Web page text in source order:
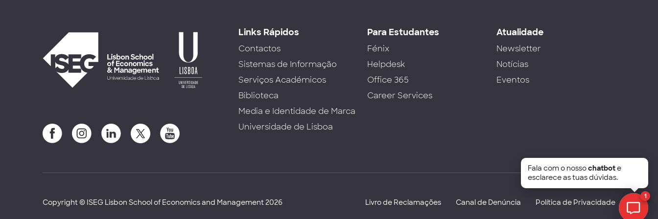
Links Rápidos
Contactos
Sistemas de Informação
Serviços Académicos
Biblioteca
Media e Identidade de Marca
Universidade de Lisboa
Para Estudantes
Fénix
Helpdesk
Office 365
Career Services
Atualidade
Newsletter
Notícias
Eventos
Copyright © ISEG Lisbon School of Economics and Management 2026 Livro de Reclamações Canal de Denúncia Política de Privacidade
1
Fala com o nossochatbote
esclarece as tuas dúvidas.